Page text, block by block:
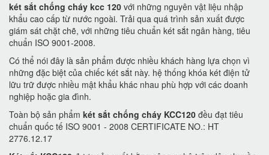
két sắt chống cháy kcc 120 với những nguyên vật liệu nhập
khẩu cao cấp từ nước ngoài. Trải qua quá trình sản xuất được
giám sát chặt chẽ, với những tiêu chuẩn két sắt ngân hàng, tiêu
chuẩn ISO 9001-2008.
Có thể nói đây là sản phẩm được nhiều khách hàng lựa chọn vì
những đặc biệt của chiếc két sắt này. hệ thống khóa két điện tử
lữu trữ được nhiều mật khẩu khác nhau phù hợp với các doanh
nghiệp hoặc gia đình.
Toàn bộ sản phẩm két sắt chống cháy KCC120 đều đạt tiêu
chuẩn quốc tế ISO 9001 - 2008 CERTIFICATE NO.: HT
2776.12.17